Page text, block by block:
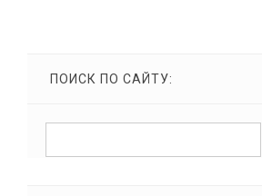
ПОИСК ПО САЙТУ: